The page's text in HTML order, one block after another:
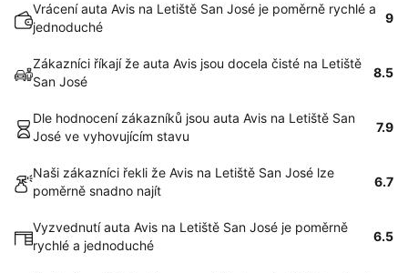
Vrácení auta Avis na Letiště San José je poměrně rychlé a
jednoduché
9
Zákazníci říkají že auta Avis jsou docela čisté na Letiště
San José
8.5
Dle hodnocení zákazníků jsou auta Avis na Letiště San
José ve vyhovujícím stavu
7.9
Naši zákazníci řekli že Avis na Letiště San José lze
poměrně snadno najít
6.7
Vyzvednutí auta Avis na Letiště San José je poměrně
rychlé a jednoduché
6.5